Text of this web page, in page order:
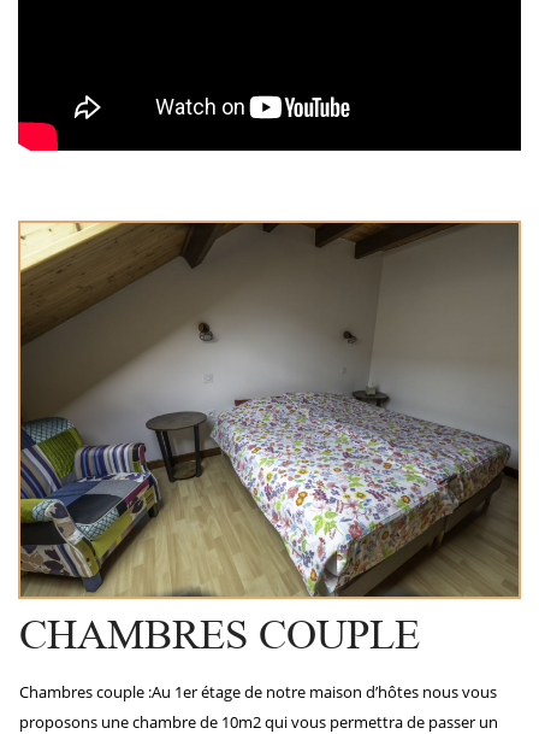
CHAMBRES COUPLE
Chambres couple :Au 1er étage de notre maison d’hôtes nous vous
proposons une chambre de 10m2 qui vous permettra de passer un